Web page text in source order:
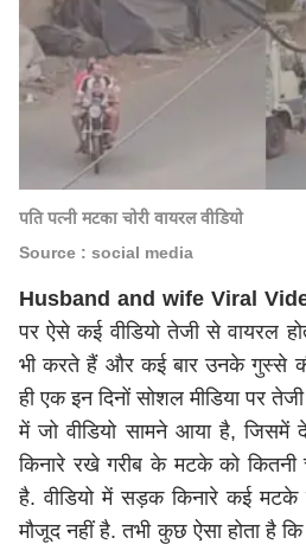
पति पत्नी मटका चोरी वायरल वीडियो
Source : social media
Husband and wife Viral
पर ऐसे कई वीडियो तेजी से वायरल
भी करते हैं और कई बार उनके गुस्से
ही एक इन दिनों सोशल मीडिया पर
में जो वीडियो सामने आया है,
किनारे रखे गरीब के मटके को कितनी
है. वीडियो में सड़क किनारे कई
मौजूद नहीं है. तभी कुछ ऐसा होता है